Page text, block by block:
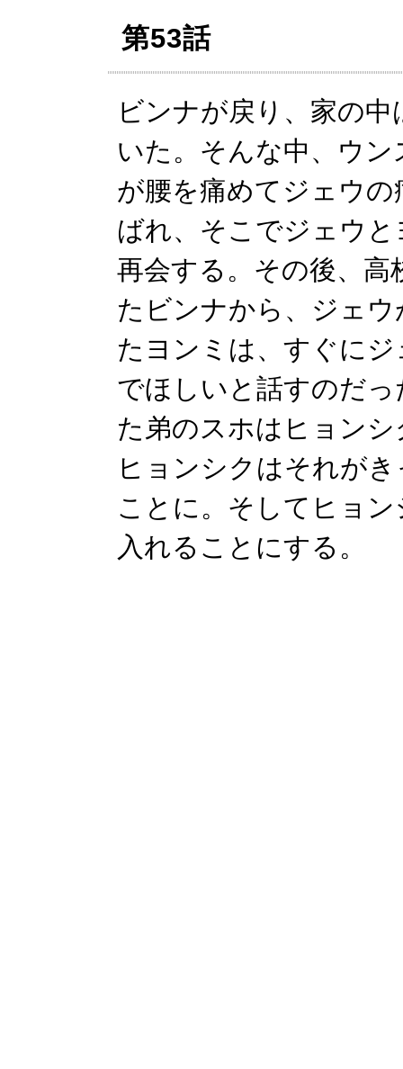
第53話
ビンナが戻り、家の中
いた。そんな中、ウン
が腰を痛めてジェウの
ばれ、そこでジェウ
再会する。その後、
たビンナから、ジェ
たヨンミは、すぐに
でほしいと話すのだ
た弟のスホはヒョン
ヒョンシクはそれが
ことに。そしてヒョ
入れることにする。